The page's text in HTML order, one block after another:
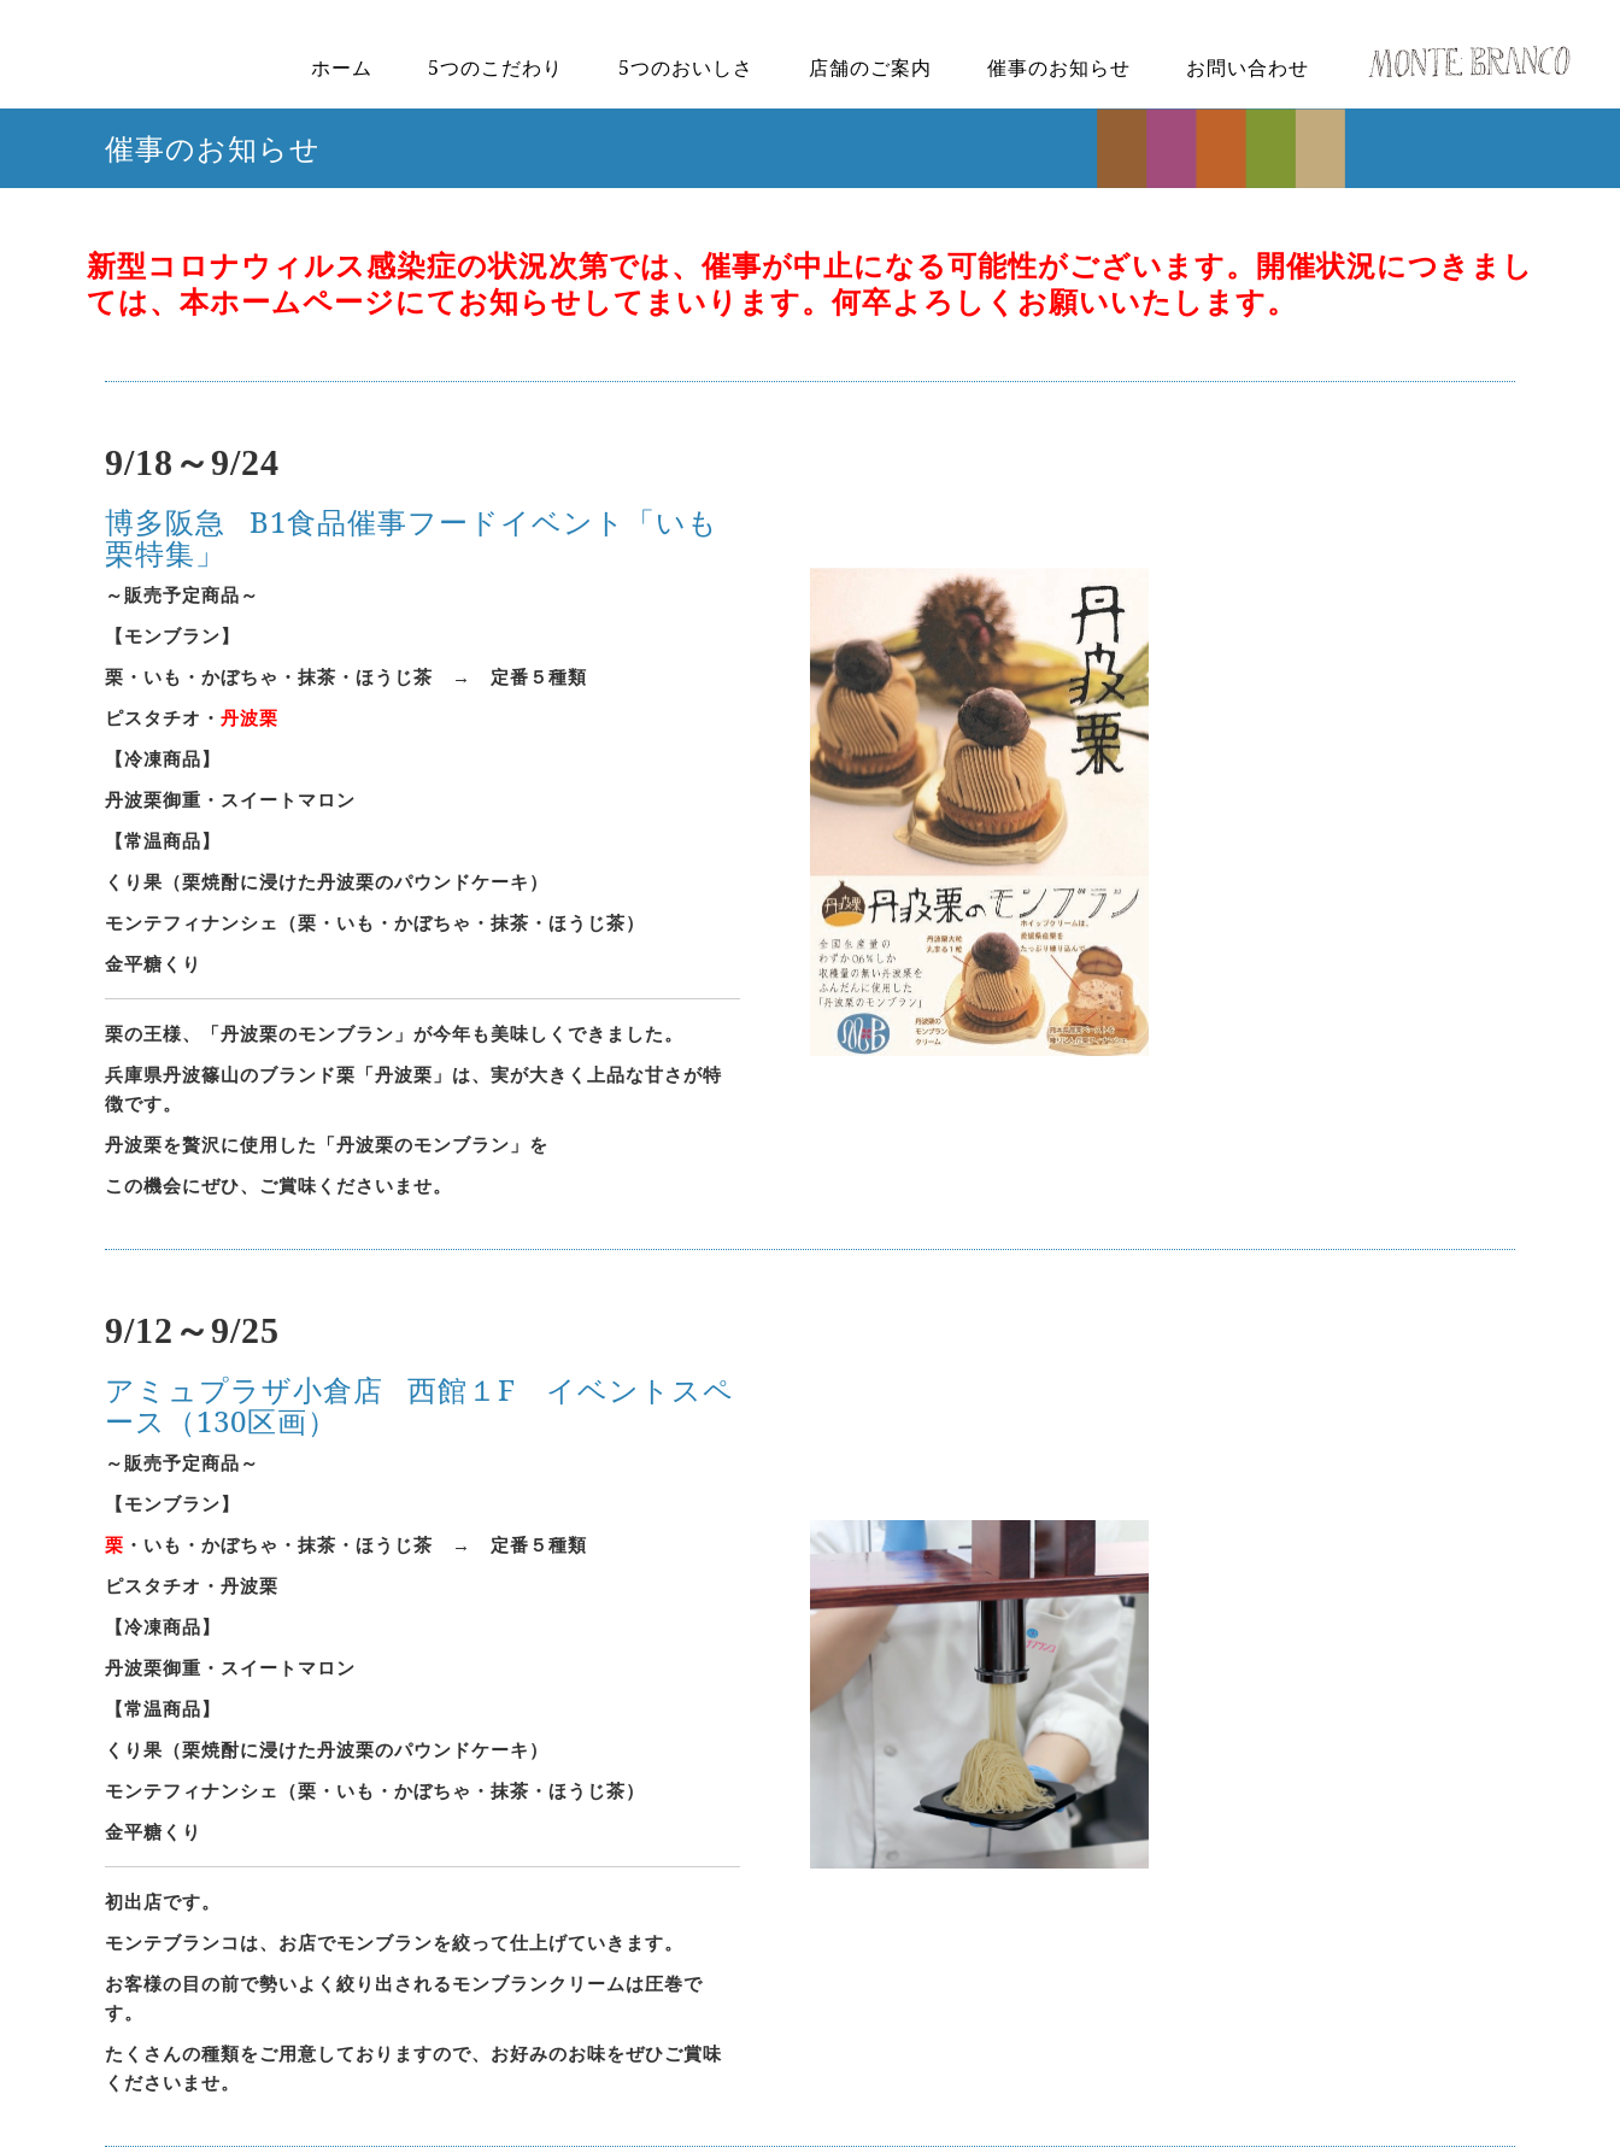
ホーム 5つのこだわり 5つのおいしさ 店舗のご案内 催事のお知らせ お問い合わせ
催事のお知らせ
新型コロナウィルス感染症の状況次第では、催事が中止になる可能性がございます。開催状況につきまし
ては、本ホームページにてお知らせしてまいります。何卒よろしくお願いいたします。
9/18～9/24
博多阪急
B1食品催事フードイベント「いも
栗特集」
～販売予定商品～
【モンブラン】
栗・いも・かぼちゃ・抹茶・ほうじ茶 → 定番５種類
ピスタチオ・ 丹波栗
【冷凍商品】
丹波栗御重・スイートマロン
【常温商品】
くり果（栗焼酎に浸けた丹波栗のパウンドケーキ）
モンテフィナンシェ（栗・いも・かぼちゃ・抹茶・ほうじ茶）
金平糖くり
栗の王様、「丹波栗のモンブラン」が今年も美味しくできました。
兵庫県丹波篠山のブランド栗「丹波栗」は、実が大きく上品な甘さが特
徴です。
丹波栗を贅沢に使用した「丹波栗のモンブラン」を
この機会にぜひ、ご賞味くださいませ。
9/12～9/25
アミュプラザ小倉店
西館１F イベントスペ
ース（130区画）
～販売予定商品～
【モンブラン】
栗 ・いも・かぼちゃ・抹茶・ほうじ茶 → 定番５種類
ピスタチオ・丹波栗
【冷凍商品】
丹波栗御重・スイートマロン
【常温商品】
くり果（栗焼酎に浸けた丹波栗のパウンドケーキ）
モンテフィナンシェ（栗・いも・かぼちゃ・抹茶・ほうじ茶）
金平糖くり
初出店です。
モンテブランコは、お店でモンブランを絞って仕上げていきます。
お客様の目の前で勢いよく絞り出されるモンブランクリームは圧巻で
す。
たくさんの種類をご用意しておりますので、お好みのお味をぜひご賞味
くださいませ。